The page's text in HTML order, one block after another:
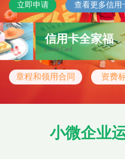
立即申请 查看更多信用
信用卡全家福
Credit Card
章程和领用合同 资费
小微企业